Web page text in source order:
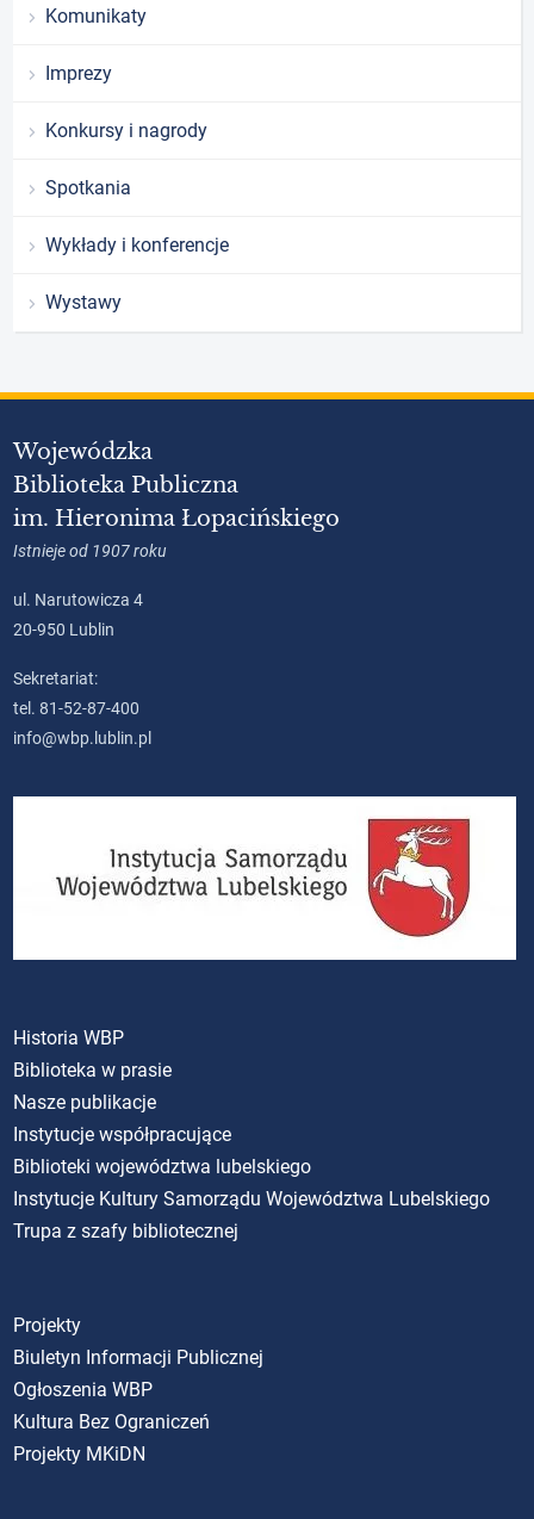
Komunikaty
Imprezy
Konkursy i nagrody
Spotkania
Wykłady i konferencje
Wystawy
Wojewódzka
Biblioteka Publiczna
im. Hieronima Łopacińskiego
Istnieje od 1907 roku
ul. Narutowicza 4
20-950 Lublin
Sekretariat:
tel. 81-52-87-400
info@wbp.lublin.pl
Historia WBP
Biblioteka w prasie
Nasze publikacje
Instytucje współpracujące
Biblioteki województwa lubelskiego
Instytucje Kultury Samorządu Województwa Lubelskiego
Trupa z szafy bibliotecznej
Projekty
Biuletyn Informacji Publicznej
Ogłoszenia WBP
Kultura Bez Ograniczeń
Projekty MKiDN